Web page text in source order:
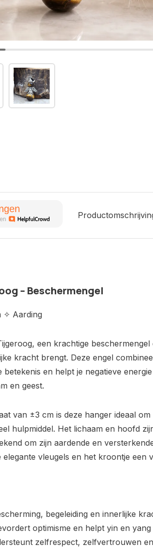
– Beschermengel
✧ Aarding
een krachtige beschermengel
kracht brengt. Deze engel
betekenis en helpt je negatieve
en geest.
van ±3 cm is deze hanger ideaal om
hulpmiddel. Het lichaam en hoofd
om zijn aardende en
vleugels en het kroontje een
begeleiding en innerlijke
optimisme en helpt yin en yang
zelfrespect, zelfvertrouwen